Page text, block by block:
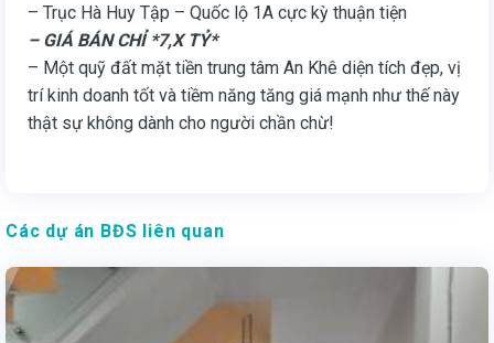
– Trục Hà Huy Tập – Quốc lộ 1A cực kỳ thuận tiện
– GIÁ BÁN CHỈ *7,X TỶ*
– Một quỹ đất mặt tiền trung tâm An Khê diện tích đẹp, vị
trí kinh doanh tốt và tiềm năng tăng giá mạnh như thế này
thật sự không dành cho người chần chừ!
Các dự án BĐS liên quan